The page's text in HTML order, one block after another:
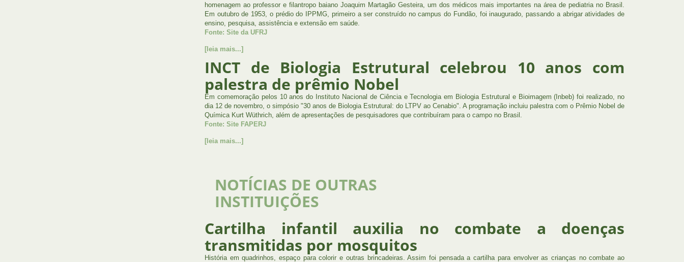
homenagem ao professor e filantropo baiano Joaquim Martagão Gesteira, um dos médicos mais importantes na área de pediatria no Brasil.
Em outubro de 1953, o prédio do IPPMG, primeiro a ser construído no campus do Fundão, foi inaugurado, passando a abrigar atividades de
ensino, pesquisa, assistência e extensão em saúde.
Fonte: Site da UFRJ
[leia mais...]
INCT de Biologia Estrutural celebrou 10 anos com
palestra de prêmio Nobel
Em comemoração pelos 10 anos do Instituto Nacional de Ciência e Tecnologia em Biologia Estrutural e Bioimagem (Inbeb) foi realizado, no
dia 12 de novembro, o simpósio "30 anos de Biologia Estrutural: do LTPV ao Cenabio". A programação incluiu palestra com o Prêmio Nobel de
Química Kurt Wüthrich, além de apresentações de pesquisadores que contribuíram para o campo no Brasil.
Fonte: Site FAPERJ
[leia mais...]
NOTÍCIAS DE OUTRAS
INSTITUIÇÕES
Cartilha infantil auxilia no combate a doenças
transmitidas por mosquitos
História em quadrinhos, espaço para colorir e outras brincadeiras. Assim foi pensada a cartilha para envolver as crianças no combate ao